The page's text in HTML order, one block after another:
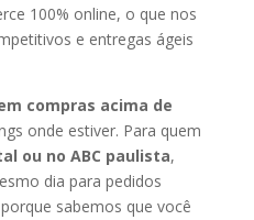
100% online, o que nos
e entregas ágeis
compras acima de
onde estiver. Para quem
ou no ABC paulista,
dia para pedidos
sabemos que você